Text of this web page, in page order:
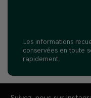
Les informations
conservées en toute
rapidement.